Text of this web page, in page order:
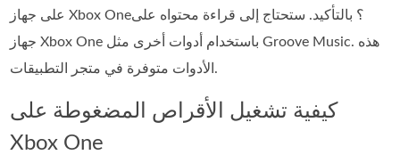
على جهاز Xbox One؟ بالتأكيد. ستحتاج إلى قراءة محتواه على
جهاز Xbox One باستخدام أدوات أخرى مثل Groove Music. هذه
الأدوات متوفرة في متجر التطبيقات.
كيفية تشغيل الأقراص المضغوطة على
Xbox One